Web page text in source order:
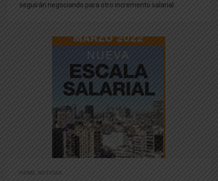
seguirán negociando para otro incremento salarial.
HOME NOTICIAS